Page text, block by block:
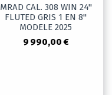
MRAD CAL. 308 WIN 24"
FLUTED GRIS 1 EN 8"
MODELE 2025
9 990,00 €